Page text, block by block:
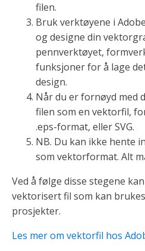
filen.
Bruk verktøyene i
og designe din
pennverktøyet,
funksjoner for å lage
design.
Når du er fornøyd med
filen som en vektorfil,
.eps-format, eller SVG.
NB. Du kan ikke hente
som vektorformat. Alt
Ved å følge disse stegene
vektorisert fil som kan
prosjekter.
Les mer om vektorfil hos